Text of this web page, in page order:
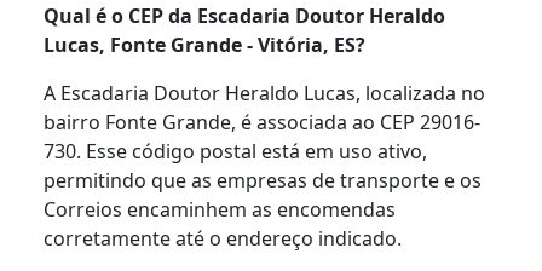
Qual é o CEP da Escadaria Doutor Heraldo
Lucas, Fonte Grande - Vitória, ES?
A Escadaria Doutor Heraldo Lucas, localizada no
bairro Fonte Grande, é associada ao CEP 29016-
730. Esse código postal está em uso ativo,
permitindo que as empresas de transporte e os
Correios encaminhem as encomendas
corretamente até o endereço indicado.